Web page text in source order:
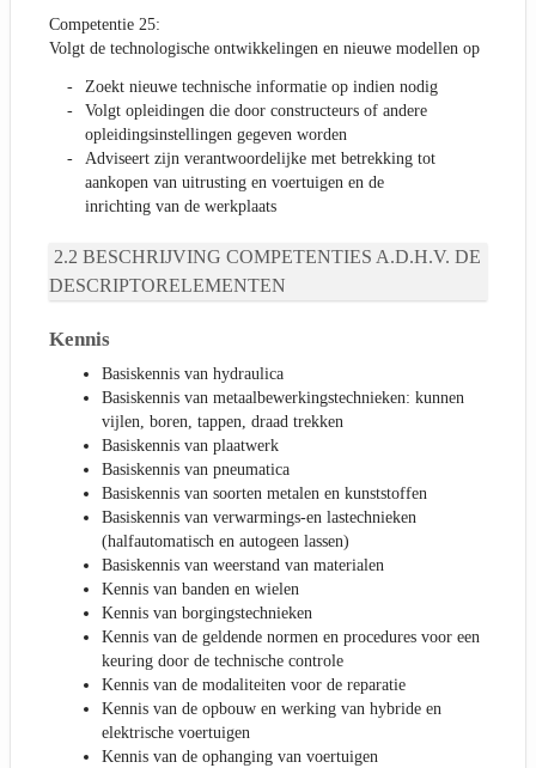
Competentie 25:
Volgt de technologische ontwikkelingen en nieuwe modellen op
Zoekt nieuwe technische informatie op indien nodig
Volgt opleidingen die door constructeurs of andere
opleidingsinstellingen gegeven worden
Adviseert zijn verantwoordelijke met betrekking tot
aankopen van uitrusting en voertuigen en de
inrichting van de werkplaats
BESCHRIJVING COMPETENTIES A.D.H.V. DE
DESCRIPTORELEMENTEN
Kennis
Basiskennis van hydraulica
Basiskennis van metaalbewerkingstechnieken: kunnen
vijlen, boren, tappen, draad trekken
Basiskennis van plaatwerk
Basiskennis van pneumatica
Basiskennis van soorten metalen en kunststoffen
Basiskennis van verwarmings-en lastechnieken
(halfautomatisch en autogeen lassen)
Basiskennis van weerstand van materialen
Kennis van banden en wielen
Kennis van borgingstechnieken
Kennis van de geldende normen en procedures voor een
keuring door de technische controle
Kennis van de modaliteiten voor de reparatie
Kennis van de opbouw en werking van hybride en
elektrische voertuigen
Kennis van de ophanging van voertuigen